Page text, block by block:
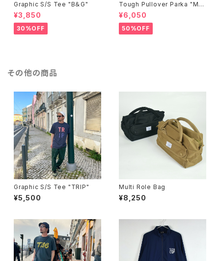
Graphic S/S Tee "B＆G"
¥3,850
30%OFF
Tough Pullover Parka "ME
SSAGE"
¥6,050
50%OFF
その他の商品
Graphic S/S Tee "TRIP"
¥5,500
Multi Role Bag
¥8,250